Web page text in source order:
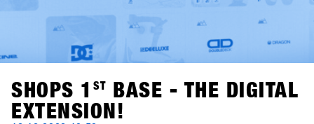
SHOPS 1 ST
BASE - THE DIGITAL
EXTENSION!